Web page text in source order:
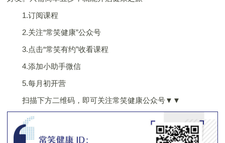
1.订阅课程
2.关注“常笑健康”公众号
3.点击“常笑有约”收看课程
4.添加小助手微信
5.每月初开营
扫描下方二维码，即可关注常笑健康公众号▼▼